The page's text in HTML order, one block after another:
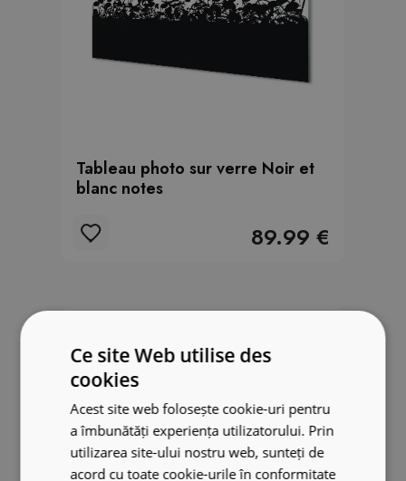
Tableau photo sur verre Noir et
blanc notes
89.99 €
Ce site Web utilise des
cookies
Acest site web folosește cookie-uri pentru
a îmbunătăți experiența utilizatorului. Prin
utilizarea site-ului nostru web, sunteți de
acord cu toate cookie-urile în conformitate